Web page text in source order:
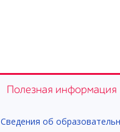
Полезная информация
Сведения об